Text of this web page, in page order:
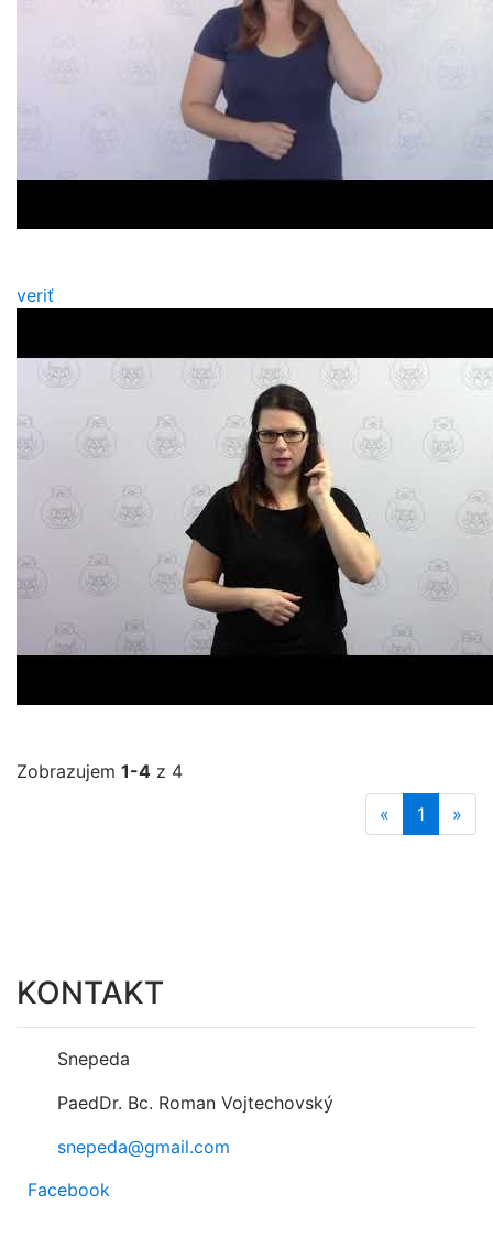
veriť
Zobrazujem 1-4 z 4
«
1 »
KONTAKT
Snepeda
PaedDr. Bc. Roman Vojtechovský
snepeda@gmail.com
Facebook